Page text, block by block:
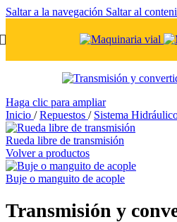
Saltar a la navegación Saltar al
Haga clic para ampliar
Inicio / Repuestos / Sistema
Rueda libre de transmisión
Volver a productos
Buje o manguito de acople
Transmisión y